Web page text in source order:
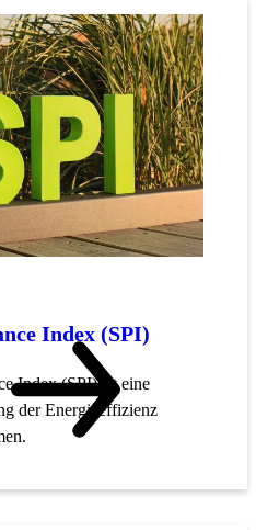
Index (SPI)
Index (SPI) ist eine
der Energieeffizienz